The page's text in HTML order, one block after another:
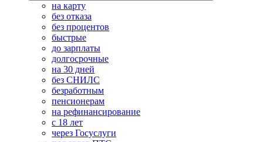
на карту
без отказа
без процентов
быстрые
до зарплаты
долгосрочные
на 30 дней
без СНИЛС
безработным
пенсионерам
на рефинансирование
с 18 лет
через Госуслуги